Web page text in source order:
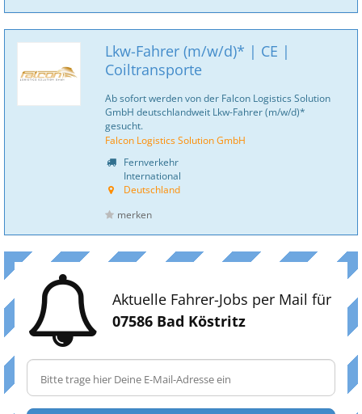
Lkw-Fahrer (m/w/d)* | CE |
Coiltransporte
Ab sofort werden von der Falcon Logistics Solution
GmbH deutschlandweit Lkw-Fahrer (m/w/d)*
gesucht.
Falcon Logistics Solution GmbH
Fernverkehr
International
Deutschland
merken
Aktuelle Fahrer-Jobs per Mail für
07586 Bad Köstritz